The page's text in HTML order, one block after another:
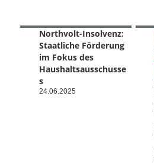
Northvolt-Insolvenz:
Staatliche Förderung
im Fokus des
Haushaltsausschusse
s
24.06.2025